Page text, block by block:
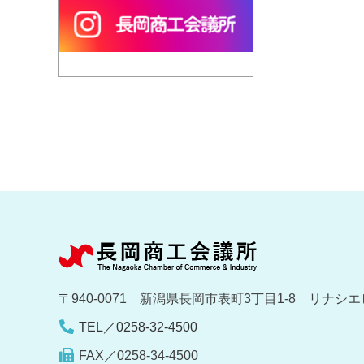
〒940-0071 新潟県長岡市表町3丁目1-8 リナシエ
TEL／0258-32-4500
FAX／0258-34-4500